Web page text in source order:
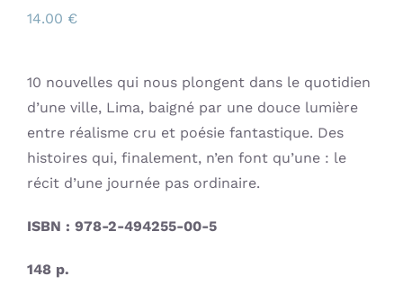
14.00 €
10 nouvelles qui nous plongent dans le quotidien
d’une ville, Lima, baigné par une douce lumière
entre réalisme cru et poésie fantastique. Des
histoires qui, finalement, n’en font qu’une : le
récit d’une journée pas ordinaire.
ISBN : 978-2-494255-00-5
148 p.